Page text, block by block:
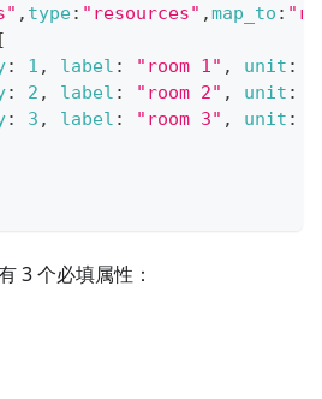
, type: "resources" ,map_to :
[
: 1 , label : "room 1" , unit :
: 2 , label : "room 2" , unit :
: 3 , label : "room 3" , unit :
3 个必填属性：